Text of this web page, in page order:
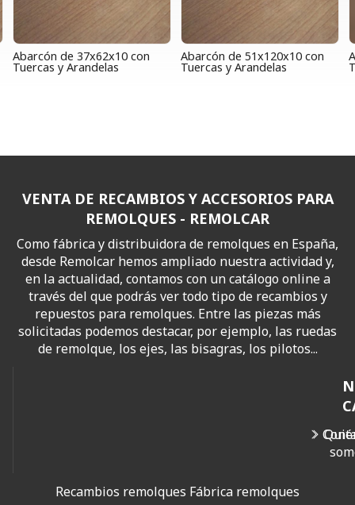
Abarcón de 37x62x10 con
Tuercas y Arandelas
Abarcón de 51x120x10 con
Tuercas y Arandelas
VENTA DE RECAMBIOS Y ACCESORIOS PARA
REMOLQUES - REMOLCAR
Como fábrica y distribuidora de remolques en España,
desde Remolcar hemos ampliado nuestra actividad y,
en la actualidad, contamos con un catálogo online a
través del que podrás ver todo tipo de recambios y
repuestos para remolques. Entre las piezas más
solicitadas podemos destacar, por ejemplo, las ruedas
de remolque, los ejes, las bisagras, los pilotos...
Recambios remolques Fábrica remolques